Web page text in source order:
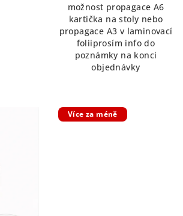
možnost propagace A6
kartička na stoly nebo
propagace A3 v laminovací
foliiprosím info do
poznámky na konci
objednávky
Více za méně